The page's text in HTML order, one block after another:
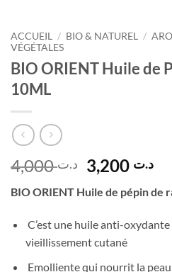
ACCUEIL / BIO & NATUREL /
VÉGÉTALES
BIO ORIENT Huile de
10ML
د.ت4,000
Le
prix
initial
était :
د.ت 4,000.
د.تLe
BIO ORIENT Huile de pépin de
C’est une huile anti-
vieillissement cutané
Emolliente qui nourrit la